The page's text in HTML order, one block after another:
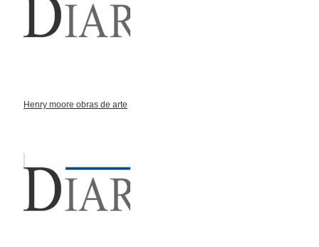
Henry moore obras de arte